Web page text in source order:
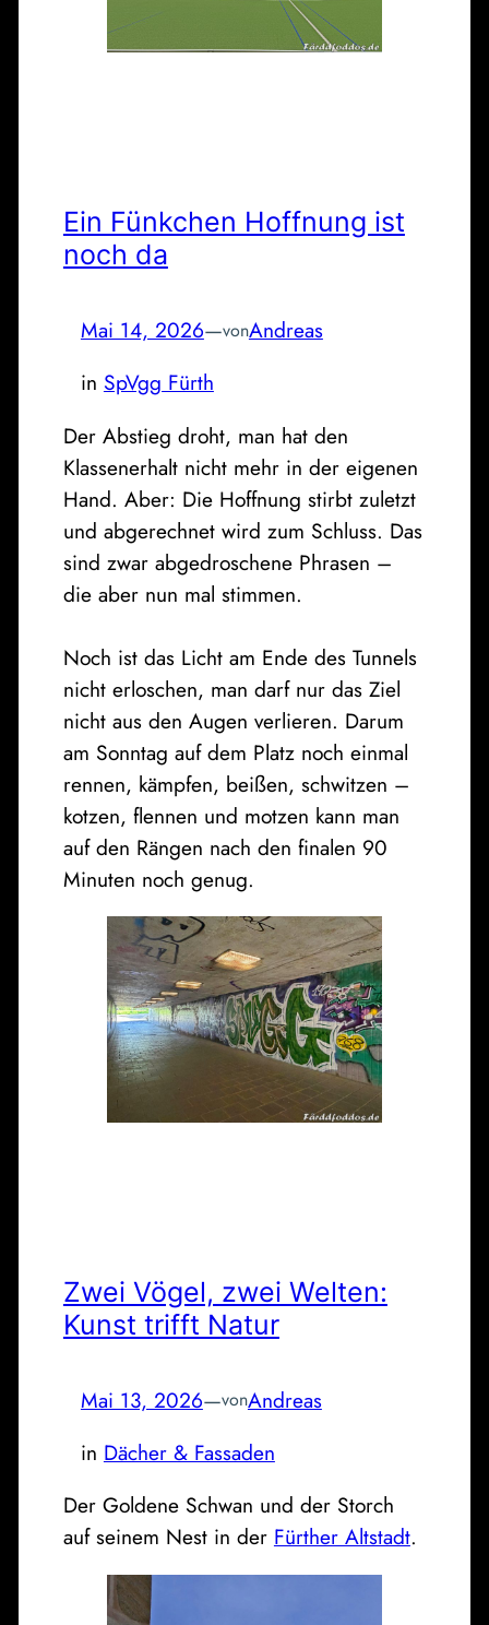
Ein Fünkchen Hoffnung ist
noch da
Mai 14, 2026—vonAndreas
in SpVgg Fürth
Der Abstieg droht, man hat den
Klassenerhalt nicht mehr in der eigenen
Hand. Aber: Die Hoffnung stirbt zuletzt
und abgerechnet wird zum Schluss. Das
sind zwar abgedroschene Phrasen –
die aber nun mal stimmen.
Noch ist das Licht am Ende des Tunnels
nicht erloschen, man darf nur das Ziel
nicht aus den Augen verlieren. Darum
am Sonntag auf dem Platz noch einmal
rennen, kämpfen, beißen, schwitzen –
kotzen, flennen und motzen kann man
auf den Rängen nach den finalen 90
Minuten noch genug.
Zwei Vögel, zwei Welten:
Kunst trifft Natur
Mai 13, 2026—vonAndreas
in Dächer & Fassaden
Der Goldene Schwan und der Storch
auf seinem Nest in der Fürther Altstadt.